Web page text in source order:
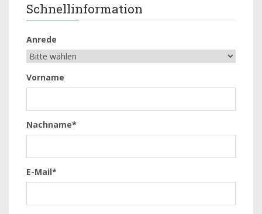
Schnellinformation
Anrede
Vorname
Nachname*
E-Mail*